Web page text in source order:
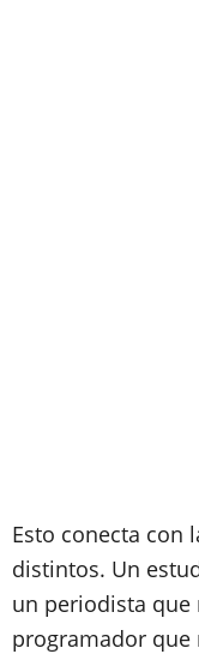
Esto conecta con
distintos. Un
un periodista que
programador que